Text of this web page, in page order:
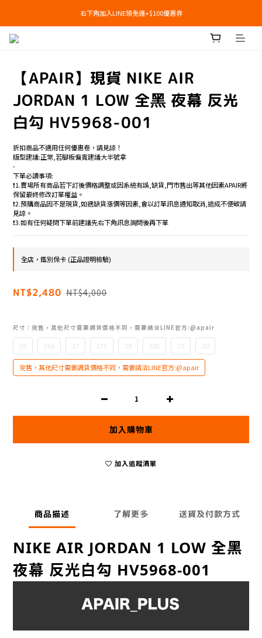
右下角加入LINE領免運+$100優惠券
右下角加入LINE領免運+$100優惠券
即日起，預購商品可提供部分訂金後尾款貨到付款(需協助請洽官line:@apair)
【APAIR】現貨 NIKE AIR
JORDAN 1 LOW 全黑 夜幕 反光
白勾 HV5968-001
折扣商品不適用任何優惠卷，請見諒！
版型建議:正常,若腳板偏寬建議大半號拿
-
下單必讀事項:
❗️1.賣場所有商品若下訂後價格調整或因系統有誤,缺貨,門市售出等其他因素APAIR將
保留最終修改訂單權益。
❗️2.預購商品因不是現貨,如遇缺貨漲價等因素,會以訂單訊息通知取消,造成不便敬請
見諒。
❗️3.如有任何疑問下單前建議先右下角訊息詢問後再下單
全店，鑑別保卡 (正品證明檢驗)
NT$2,480 NT$4,000
尺寸 : 完售，其他尺寸需要調貨價格不同，需要請洽LINE官方:@apair
26 265 27 275 28 285 29 30
完售，其他尺寸需要調貨價格不同，需要請洽LINE官方:@apair
加入購物車
加入追蹤清單
商品描述 了解更多 送貨及付款方式
NIKE AIR JORDAN 1 LOW 全黑
夜幕 反光白勾 HV5968-001